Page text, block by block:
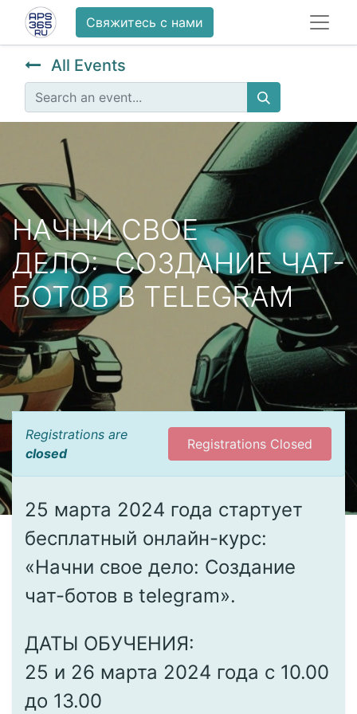
Свяжитесь с нами
All Events
НАЧНИ СВОЕ
ДЕЛО: СОЗДАНИЕ ЧАТ-
БОТОВ В TELEGRAM
Registrations are
closed
Registrations Closed
25 марта 2024 года стартует
бесплатный онлайн-курс:
«Начни свое дело: Создание
чат-ботов в telegram».
ДАТЫ ОБУЧЕНИЯ:
25 и 26 марта 2024 года с 10.00
до 13.00